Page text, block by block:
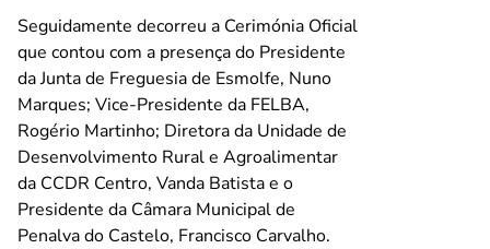
Seguidamente decorreu a Cerimónia Oficial
que contou com a presença do Presidente
da Junta de Freguesia de Esmolfe, Nuno
Marques; Vice-Presidente da FELBA,
Rogério Martinho; Diretora da Unidade de
Desenvolvimento Rural e Agroalimentar
da CCDR Centro, Vanda Batista e o
Presidente da Câmara Municipal de
Penalva do Castelo, Francisco Carvalho.